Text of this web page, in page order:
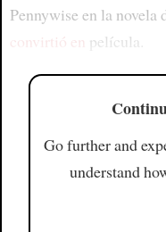
Pennywise en la novela
convirtió en película.
Go further and
understand